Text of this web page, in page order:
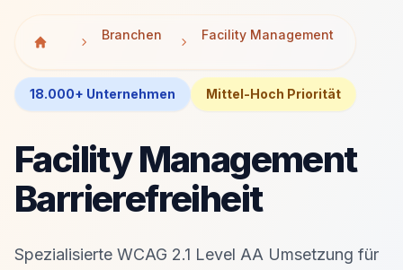
Branchen Facility Management
18.000+ Unternehmen Mittel-Hoch Priorität
Facility Management
Barrierefreiheit
Spezialisierte WCAG 2.1 Level AA Umsetzung für